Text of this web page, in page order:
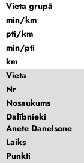
Vieta grupā
min/km
pti/km
min/pti
km
Vieta
Nr
Nosaukums
Dalībnieki
Anete Danelsone
Laiks
Punkti